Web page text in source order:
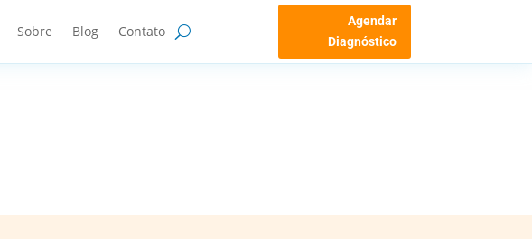
Sobre Blog Contato
Agendar
Diagnóstico